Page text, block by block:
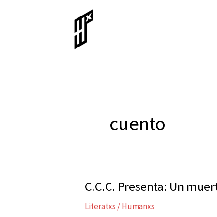
cuento
C.C.C. Presenta: Un
Literatxs /Humanxs
C.C.C.
Un